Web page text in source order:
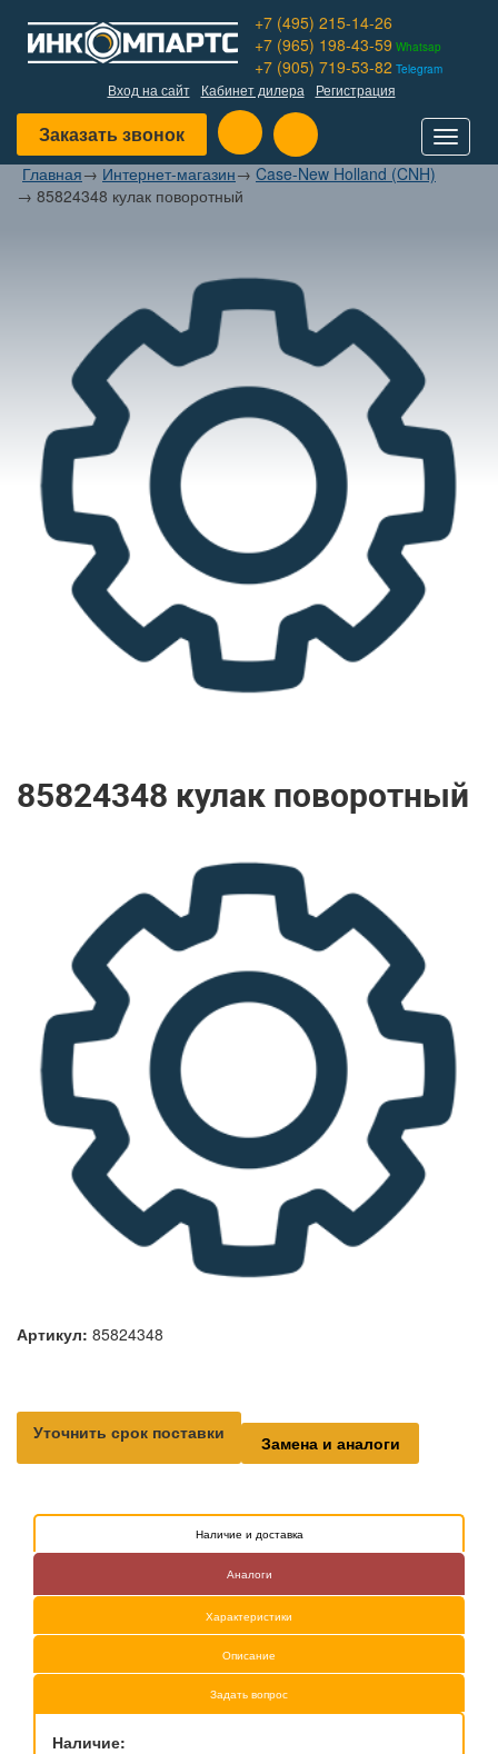
+7 (495) 215-14-26
+7 (965) 198-43-59 Whatsap
+7 (905) 719-53-82 Telegram
Вход на сайт Кабинет дилера Регистрация
Заказать звонок
Toggle
Главная→ Интернет-магазин→ Case-New Holland (CNH)
→ 85824348 кулак поворотный
85824348 кулак поворотный
Артикул: 85824348
Уточнить срок поставки Замена и аналоги
Наличие и доставка
Аналоги
Характеристики
Описание
Задать вопрос
Наличие: